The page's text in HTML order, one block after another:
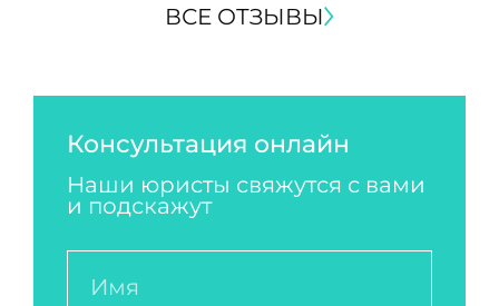
ВСЕ ОТЗЫВЫ
Консультация онлайн
Наши юристы свяжутся с вами
и подскажут